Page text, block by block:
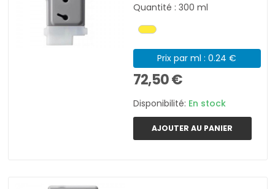
Quantité : 300 ml
Prix par ml : 0.24 €
72,50 €
Disponibilité: En stock
AJOUTER AU PANIER